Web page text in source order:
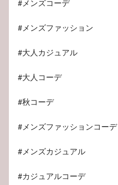
#メンズコーデ
#メンズファッション
#大人カジュアル
#大人コーデ
#秋コーデ
#メンズファッションコーデ
#メンズカジュアル
#カジュアルコーデ